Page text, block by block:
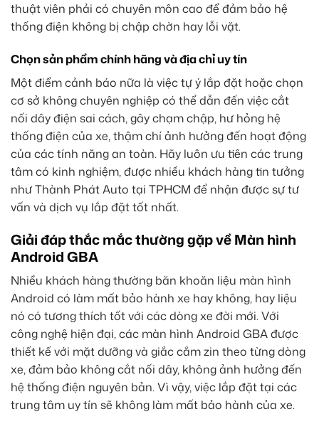
thuật viên phải có chuyên môn cao để đảm bảo hệ
thống điện không bị chập chờn hay lỗi vặt.
Chọn sản phẩm chính hãng và địa chỉ uy tín
Một điểm cảnh báo nữa là việc tự ý lắp đặt hoặc chọn
cơ sở không chuyên nghiệp có thể dẫn đến việc cắt
nối dây điện sai cách, gây chạm chập, hư hỏng hệ
thống điện của xe, thậm chí ảnh hưởng đến hoạt động
của các tính năng an toàn. Hãy luôn ưu tiên các trung
tâm có kinh nghiệm, được nhiều khách hàng tin tưởng
như Thành Phát Auto tại TPHCM để nhận được sự tư
vấn và dịch vụ lắp đặt tốt nhất.
Giải đáp thắc mắc thường gặp về Màn hình
Android GBA
Nhiều khách hàng thường băn khoăn liệu màn hình
Android có làm mất bảo hành xe hay không, hay liệu
nó có tương thích tốt với các dòng xe đời mới. Với
công nghệ hiện đại, các màn hình Android GBA được
thiết kế với mặt dưỡng và giắc cắm zin theo từng dòng
xe, đảm bảo không cắt nối dây, không ảnh hưởng đến
hệ thống điện nguyên bản. Vì vậy, việc lắp đặt tại các
trung tâm uy tín sẽ không làm mất bảo hành của xe.